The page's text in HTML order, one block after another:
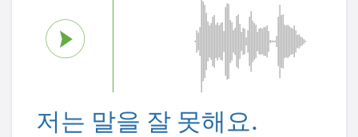
저는 말을 잘 못해요.